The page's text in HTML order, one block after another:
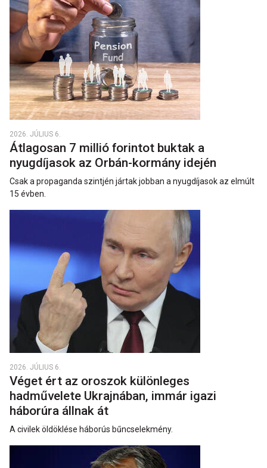
2026. JÚLIUS 6.
Átlagosan 7 millió forintot buktak a
nyugdíjasok az Orbán-kormány idején
Csak a propaganda szintjén jártak jobban a nyugdíjasok az elmúlt
15 évben.
2026. JÚLIUS 6.
Véget ért az oroszok különleges
hadművelete Ukrajnában, immár igazi
háborúra állnak át
A civilek öldöklése háborús bűncselekmény.